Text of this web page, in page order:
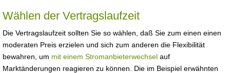
Wählen der Vertragslaufzeit
Die Vertragslaufzeit sollten Sie so wählen, daß Sie zum einen einen
moderaten Preis erzielen und sich zum anderen die Flexibilität
bewahren, um mit einem Stromanbieterwechsel auf
Marktänderungen reagieren zu können. Die im Beispiel erwähnten